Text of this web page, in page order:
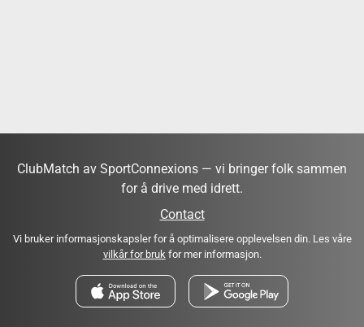
ClubMatch av SportConnexions — vi bringer folk sammen
for å drive med idrett.
Contact
Vi bruker informasjonskapsler for å optimalisere opplevelsen din. Les våre
vilkår for brukfor mer informasjon.